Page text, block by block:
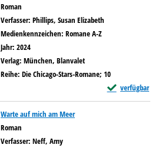
Roman
Verfasser: Phillips, Susan Elizabeth
Medienkennzeichen: Romane A-Z
Jahr: 2024
Verlag: München, Blanvalet
Reihe: Die Chicago-Stars-Romane; 10
verfügbar
Exemplar-Details
Warte auf mich am Meer
Roman
Verfasser: Neff, Amy